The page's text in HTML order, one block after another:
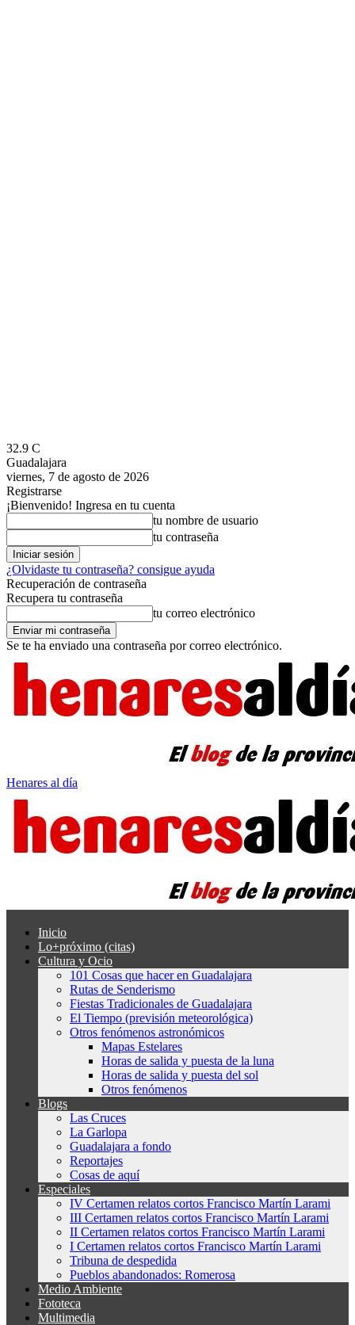
32.9 C
Guadalajara
viernes, 7 de agosto de 2026
Registrarse
¡Bienvenido! Ingresa en tu cuenta
tu nombre de usuario
tu contraseña
¿Olvidaste tu contraseña? consigue ayuda
Recuperación de contraseña
Recupera tu contraseña
tu correo electrónico
Se te ha enviado una contraseña por correo electrónico.
Henares al día
Inicio
Lo+próximo (citas)
Cultura y Ocio
101 Cosas que hacer en Guadalajara
Rutas de Senderismo
Fiestas Tradicionales de Guadalajara
El Tiempo (previsión meteorológica)
Otros fenómenos astronómicos
Mapas Estelares
Horas de salida y puesta de la luna
Horas de salida y puesta del sol
Otros fenómenos
Blogs
Las Cruces
La Garlopa
Guadalajara a fondo
Reportajes
Cosas de aquí
Especiales
IV Certamen relatos cortos Francisco Martín Larami
III Certamen relatos cortos Francisco Martín Larami
II Certamen relatos cortos Francisco Martín Larami
I Certamen relatos cortos Francisco Martín Larami
Tribuna de despedida
Pueblos abandonados: Romerosa
Medio Ambiente
Fototeca
Multimedia